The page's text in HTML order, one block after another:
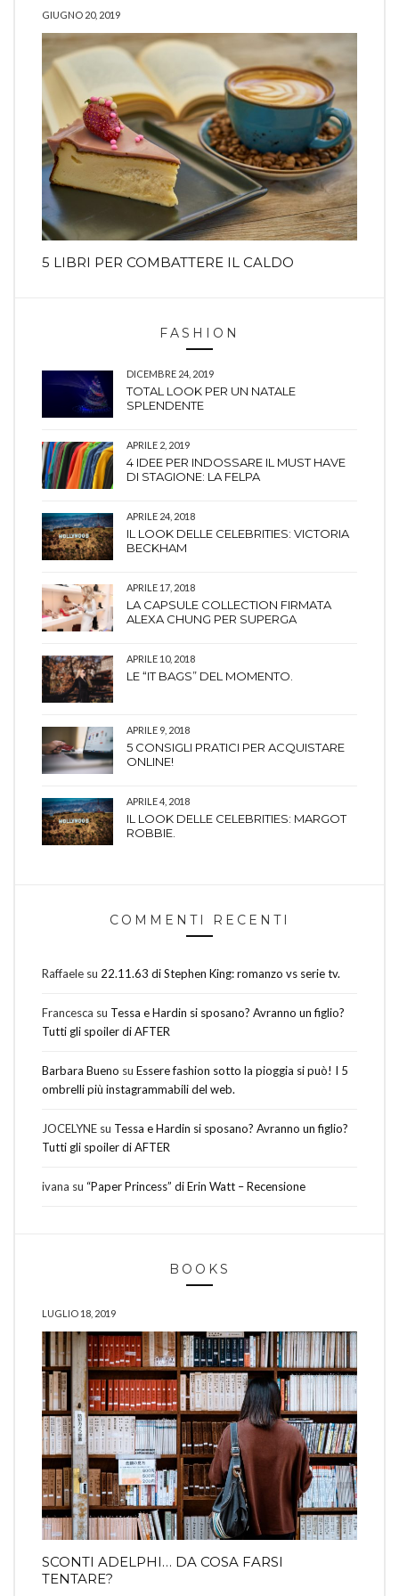
GIUGNO 20, 2019
5 LIBRI PER COMBATTERE IL CALDO
FASHION
DICEMBRE 24, 2019
TOTAL LOOK PER UN NATALE
SPLENDENTE
APRILE 2, 2019
4 IDEE PER INDOSSARE IL MUST HAVE
DI STAGIONE: LA FELPA
APRILE 24, 2018
IL LOOK DELLE CELEBRITIES: VICTORIA
BECKHAM
APRILE 17, 2018
LA CAPSULE COLLECTION FIRMATA
ALEXA CHUNG PER SUPERGA
APRILE 10, 2018
LE “IT BAGS” DEL MOMENTO.
APRILE 9, 2018
5 CONSIGLI PRATICI PER ACQUISTARE
ONLINE!
APRILE 4, 2018
IL LOOK DELLE CELEBRITIES: MARGOT
ROBBIE.
COMMENTI RECENTI
Raffaele su 22.11.63 di Stephen King: romanzo vs serie tv.
Francesca su Tessa e Hardin si sposano? Avranno un figlio?
Tutti gli spoiler di AFTER
Barbara Bueno su Essere fashion sotto la pioggia si può! I 5
ombrelli più instagrammabili del web.
JOCELYNE su Tessa e Hardin si sposano? Avranno un figlio?
Tutti gli spoiler di AFTER
ivana su “Paper Princess” di Erin Watt – Recensione
BOOKS
LUGLIO 18, 2019
SCONTI ADELPHI… DA COSA FARSI
TENTARE?